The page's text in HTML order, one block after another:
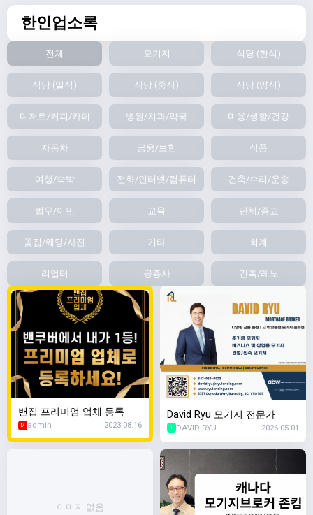
한인업소록
전체 모기지 식당 (한식)
식당 (일식) 식당 (중식) 식당 (양식)
디저트/커피/카페 병원/치과/약국 미용/생활/건강
자동차 금융/보험 식품
여행/숙박 전화/인터넷/컴퓨터 건축/수리/운송
법무/이민 교육 단체/종교
꽃집/웨딩/사진 기타 회계
리얼터 공증사 건축/레노
밴집 프리미엄 업체 등록
M admin 2023.08.16
David Ryu 모기지 전문가
1 DAVID RYU 2026.05.01
이미지 없음